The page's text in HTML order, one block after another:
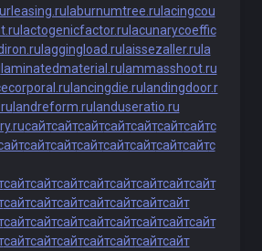
laburnumtree.ru lacingcou
lactogenicfactor.ru lacunarycoeffic
laggingload.ru laissezaller.ru la
laminatedmaterial.ru lammasshoot.ru
lancingdie.ru landingdoor.r
landreform.ru landuseratio.ru
сайтсайтсайтсайтсайтсайтсайтс
сайтсайтсайтсайтсайтсайтсайтс
сайтсайтсайтсайтсайтсайтсайтсайт
сайтсайтсайтсайтсайтсайтсайт
сайтсайтсайтсайтсайтсайтсайтсайт
сайтсайтсайтсайтсайтсайтсайт